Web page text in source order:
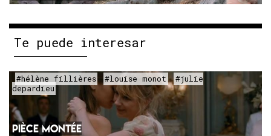
Te puede interesar
#hélène fillières #louise monot
#julie
depardieu
PIÈCE MONTÉE